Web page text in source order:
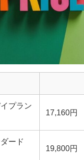
プラン
17,160円
ード
19,800円